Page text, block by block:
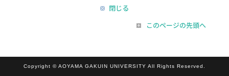
閉じる
このページの先頭へ
Copyright © AOYAMA GAKUIN UNIVERSITY All Rights Reserved.